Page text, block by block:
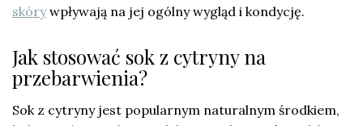
skórywpływają na jej ogólny wygląd i kondycję.
Jak stosować sok z cytryny na
przebarwienia?
Sok z cytryny jest popularnym naturalnym środkiem,